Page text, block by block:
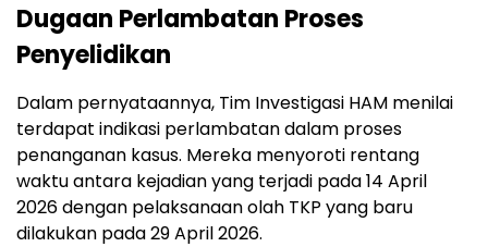
Dugaan Perlambatan Proses
Penyelidikan
Dalam pernyataannya, Tim Investigasi HAM menilai
terdapat indikasi perlambatan dalam proses
penanganan kasus. Mereka menyoroti rentang
waktu antara kejadian yang terjadi pada 14 April
2026 dengan pelaksanaan olah TKP yang baru
dilakukan pada 29 April 2026.